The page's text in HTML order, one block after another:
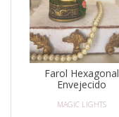
Farol Hexagonal
Envejecido
MAGIC LIGHTS